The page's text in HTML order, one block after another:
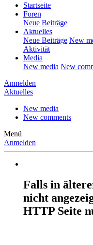
Startseite
Foren
Neue Beiträge
Aktuelles
Neue Beiträge New
Aktivität
Media
New media New
Anmelden
Aktuelles
New media
New comments
Menü
Anmelden
Falls in
nicht
HTTP Seite